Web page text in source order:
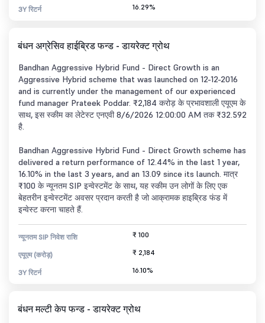
3Y रिटर्न 16.29%
बंधन अग्रेसिव हाईब्रिड फन्ड - डायरेक्ट ग्रोथ
Bandhan Aggressive Hybrid Fund - Direct Growth is an
Aggressive Hybrid scheme that was launched on 12-12-2016
and is currently under the management of our experienced
fund manager Prateek Poddar. ₹2,184 करोड़ के प्रभावशाली एयूएम के
साथ, इस स्कीम का लेटेस्ट एनएवी 8/6/2026 12:00:00 AM तक ₹32.592
है.
Bandhan Aggressive Hybrid Fund - Direct Growth scheme has
delivered a return performance of 12.44% in the last 1 year,
16.10% in the last 3 years, and an 13.09 since its launch. मात्र
₹100 के न्यूनतम SIP इन्वेस्टमेंट के साथ, यह स्कीम उन लोगों के लिए एक
बेहतरीन इन्वेस्टमेंट अवसर प्रदान करती है जो आक्रामक हाइब्रिड फंड में
इन्वेस्ट करना चाहते हैं.
न्यूनतम SIP निवेश राशि ₹ 100
एयूएम (करोड़) ₹ 2,184
3Y रिटर्न 16.10%
बंधन मल्टी केप फन्ड - डायरेक्ट ग्रोथ